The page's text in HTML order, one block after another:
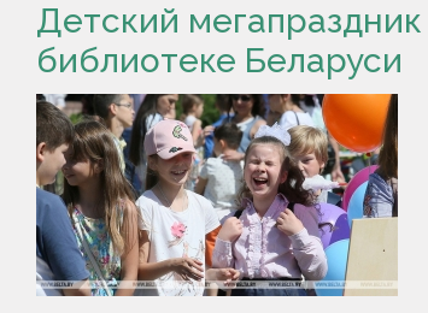
Детский
библиотеке Беларуси